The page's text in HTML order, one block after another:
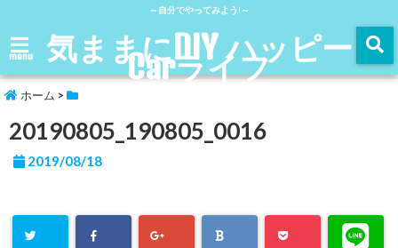
～自分でやってみよう!～
menu 気ままにDIY ハッピー
Carライフ
ホーム >
20190805_190805_0016
2019/08/18